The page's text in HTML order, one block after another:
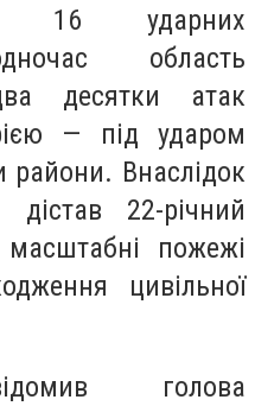
16 ударних
область
десятки атак
— під ударом
райони. Внаслідок
дістав 22-річний
масштабні пожежі
цивільної
голова